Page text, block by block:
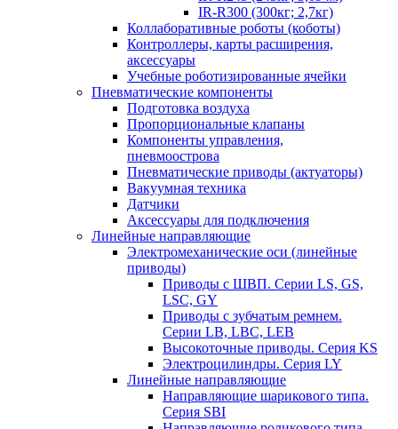
IR-R300 (300кг; 2,7кг)
Коллаборативные роботы (коботы)
Контроллеры, карты расширения,
аксессуары
Учебные роботизированные ячейки
Пневматические компоненты
Подготовка воздуха
Пропорциональные клапаны
Компоненты управления,
пневмоострова
Пневматические приводы (актуаторы)
Вакуумная техника
Датчики
Аксессуары для подключения
Линейные направляющие
Электромеханические оси (линейные
приводы)
Приводы с ШВП. Серии LS, GS,
LSC, GY
Приводы с зубчатым ремнем.
Серии LB, LBC, LEB
Высокоточные приводы. Серия KS
Электроцилиндры. Серия LY
Линейные направляющие
Направляющие шарикового типа.
Серия SBI